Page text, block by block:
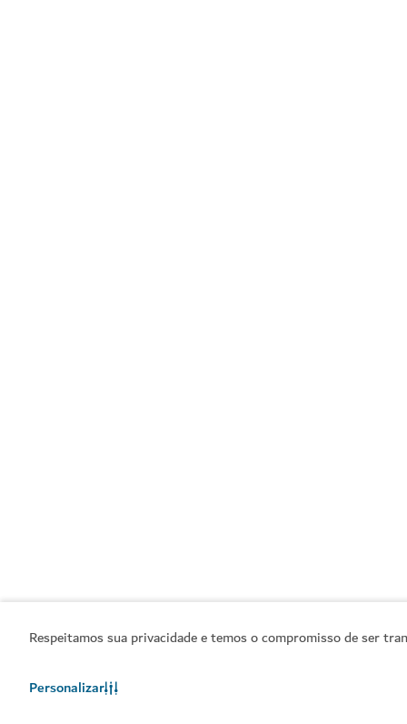
Respeitamos sua privacidade e temos o compromisso de ser
Personalizar